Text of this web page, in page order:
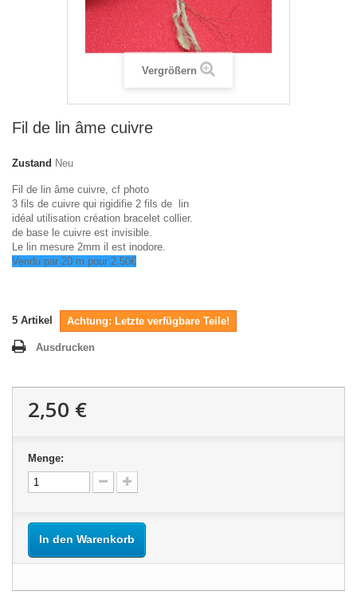
Vergrößern
Fil de lin âme cuivre
Zustand Neu
Fil de lin âme cuivre, cf photo
3 fils de cuivre qui rigidifie 2 fils de lin
idéal utilisation création bracelet collier.
de base le cuivre est invisible.
Le lin mesure 2mm il est inodore.
Vendu par 20 m pour 2,50€
5 Artikel Achtung: Letzte verfügbare Teile!
Ausdrucken
2,50 €
Menge:
In den Warenkorb